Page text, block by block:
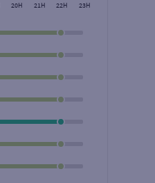
20H 21H 22H 23H